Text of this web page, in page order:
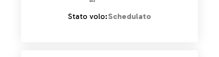
Stato volo:Schedulato